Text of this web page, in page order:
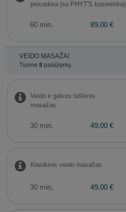
procedūra (su PHYT'S kosmetika)
60 min. 89.00 €
VEIDO MASAŽAI
Turime 8pasiūlymų
Veido ir galvos taškinis
masažas
30 min. 49.00 €
Klasikinis veido masažas
30 min. 49.00 €